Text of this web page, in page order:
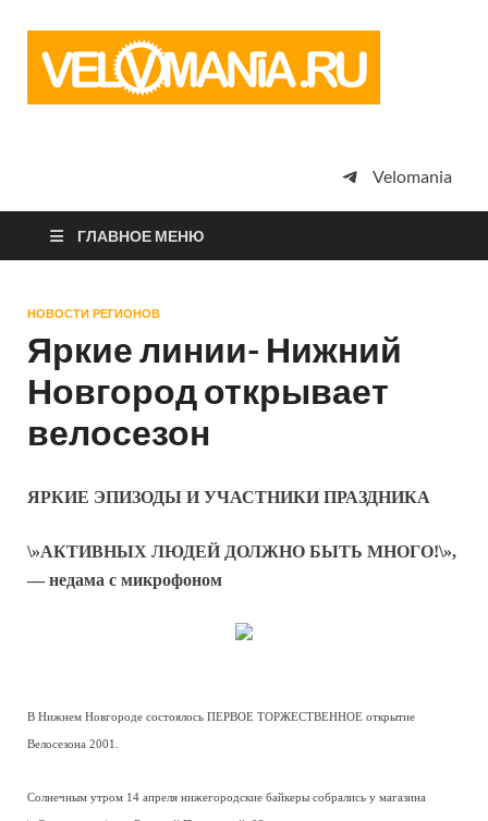
просто
Velomania
ГЛАВНОЕ МЕНЮ
НОВОСТИ РЕГИОНОВ
Яркие линии- Нижний
Новгород открывает
велосезон
ЯРКИЕ ЭПИЗОДЫ И УЧАСТНИКИ ПРАЗДНИКА
\»АКТИВНЫХ ЛЮДЕЙ ДОЛЖНО БЫТЬ МНОГО!\»,
— недама с микрофоном
В Нижнем Новгороде состоялось ПЕРВОЕ ТОРЖЕСТВЕННОЕ открытие
Велосезона 2001.
Солнечным утром 14 апреля нижегородские байкеры собрались у магазина